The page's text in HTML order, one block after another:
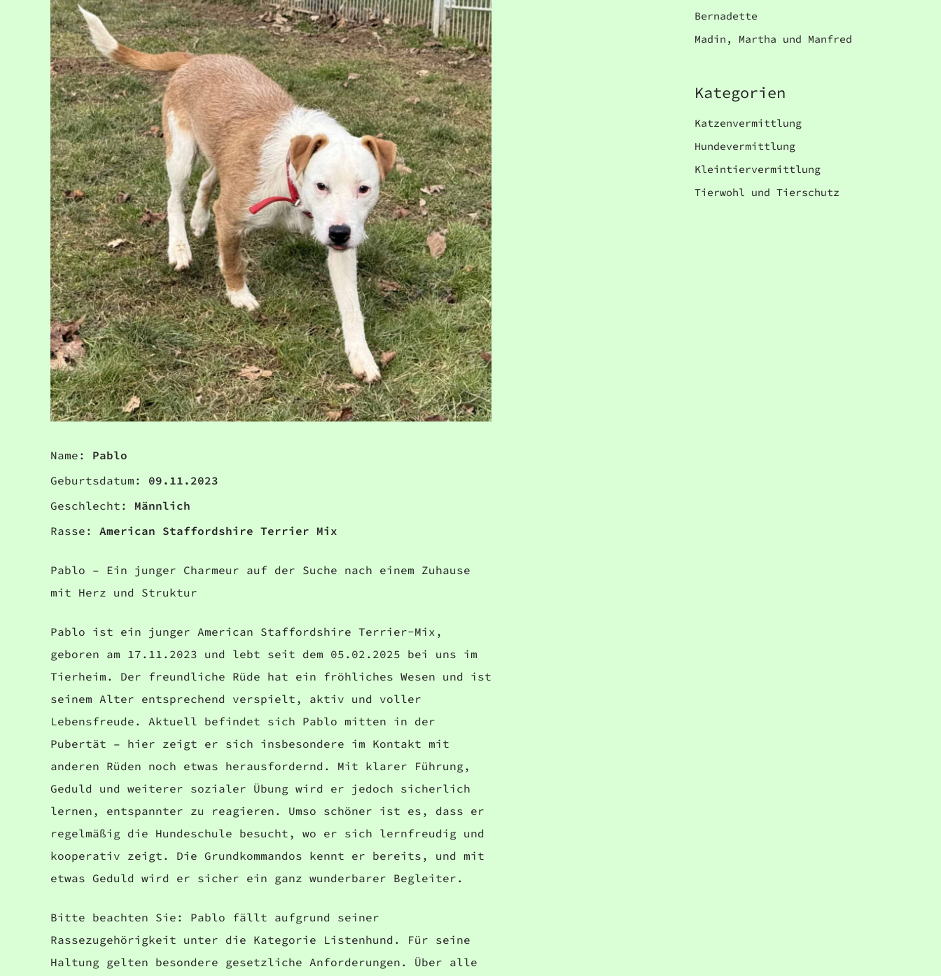
Name:
Pablo
Geburtsdatum:
09.11.2023
Geschlecht: Männlich
Rasse: American Staffordshire Terrier Mix
Pablo – Ein junger Charmeur auf der Suche nach einem Zuhause
mit Herz und Struktur
Pablo ist ein junger American Staffordshire Terrier-Mix,
geboren am 17.11.2023 und lebt seit dem 05.02.2025 bei uns im
Tierheim. Der freundliche Rüde hat ein fröhliches Wesen und ist
seinem Alter entsprechend verspielt, aktiv und voller
Lebensfreude. Aktuell befindet sich Pablo mitten in der
Pubertät – hier zeigt er sich insbesondere im Kontakt mit
anderen Rüden noch etwas herausfordernd. Mit klarer Führung,
Geduld und weiterer sozialer Übung wird er jedoch sicherlich
lernen, entspannter zu reagieren. Umso schöner ist es, dass er
regelmäßig die Hundeschule besucht, wo er sich lernfreudig und
kooperativ zeigt. Die Grundkommandos kennt er bereits, und mit
etwas Geduld wird er sicher ein ganz wunderbarer Begleiter.
Bitte beachten Sie: Pablo fällt aufgrund seiner
Rassezugehörigkeit unter die Kategorie Listenhund. Für seine
Haltung gelten besondere gesetzliche Anforderungen. Über alle
Bernadette
Madin, Martha und Manfred
Kategorien
Katzenvermittlung
Hundevermittlung
Kleintiervermittlung
Tierwohl und Tierschutz